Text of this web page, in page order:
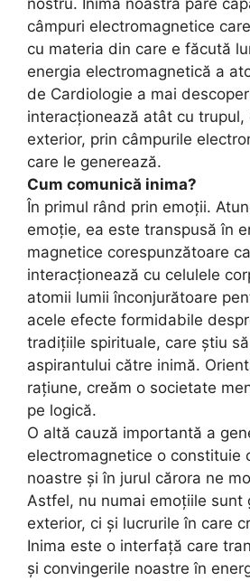
nostru. Inima noastră pare
câmpuri electromagnetice
cu materia din care e făcută
energia electromagnetică a
de Cardiologie a mai
interacționează atât cu trupul,
exterior, prin câmpurile
care le generează.
Cum comunică inima?
În primul rând prin emoții.
emoție, ea este transpusă în
magnetice corespunzătoare
interacționează cu celulele
atomii lumii înconjurătoare
acele efecte formidabile
tradițiile spirituale, care știu
aspirantului către inimă.
rațiune, creăm o societate
pe logică.
O altă cauză importantă a
electromagnetice o constituie
noastre și în jurul cărora ne
Astfel, nu numai emoțiile sunt
exterior, ci și lucrurile în care
Inima este o interfață care
și convingerile noastre în